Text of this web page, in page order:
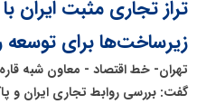
تراز تجاری مثبت ایران
زیرساخت‌ها برای
تهران- خط اقتصاد - معاون شبه
گفت: بررسی روابط تجاری ایران و